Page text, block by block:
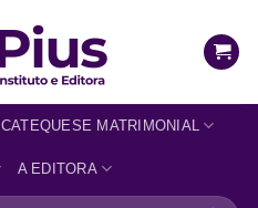
CATEQUESE MATRIMONIAL
A EDITORA